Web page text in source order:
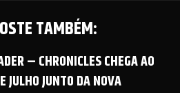
TAMBÉM:
– CHRONICLES CHEGA AO
JUNTO DA NOVA